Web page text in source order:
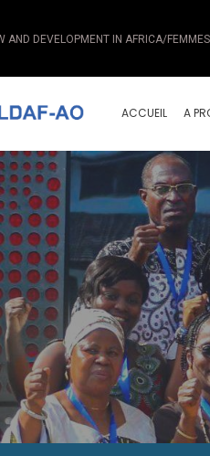
AND DEVELOPMENT IN AFRICA/FEMMES
ACCUEIL A